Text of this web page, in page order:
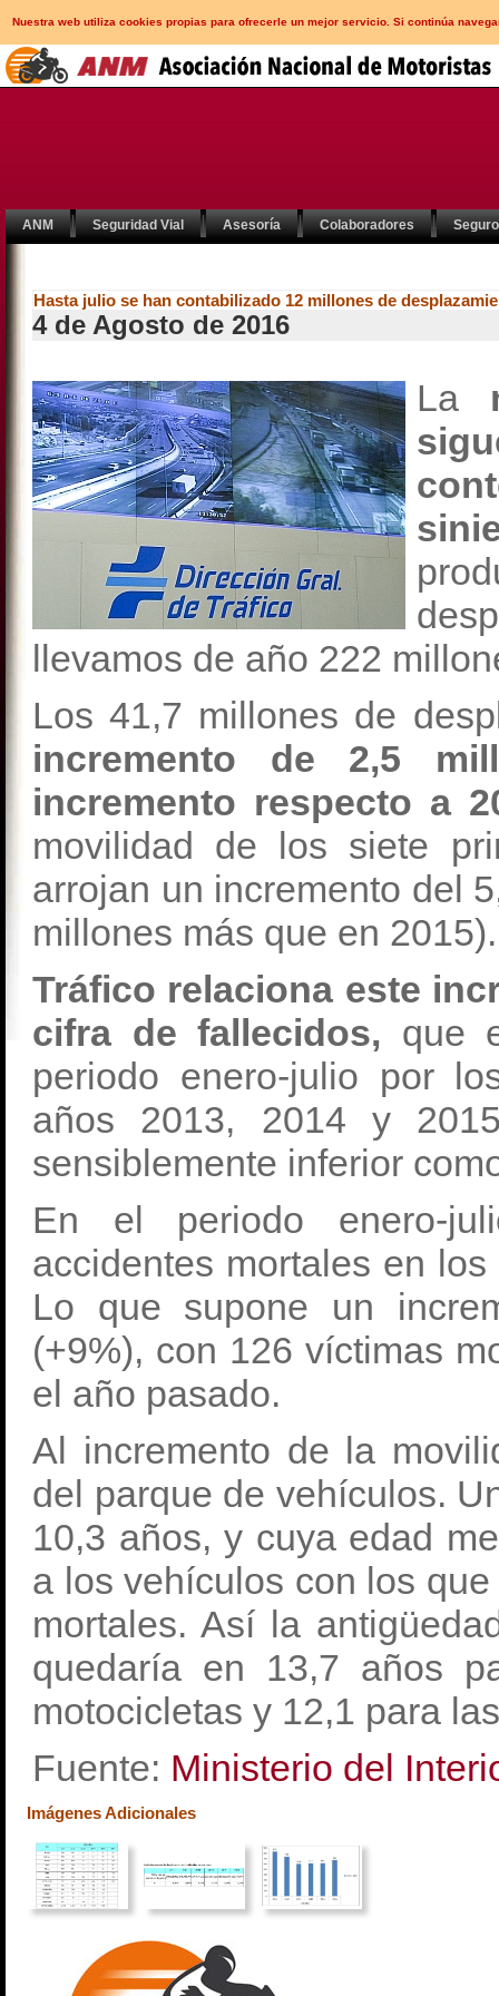
Nuestra web utiliza cookies propias para ofrecerle un mejor servicio. Si continúa
ANM Seguridad Vial Asesoría Colaboradores
Hasta julio se han contabilizado 12 millones de
4 de Agosto de 2016
La
llevamos de año 222
Los 41,7 millones de
incremento de 2,5
incremento respecto a
movilidad de los siete
arrojan un incremento del
millones más que en 2015).
Tráfico relaciona este
cifra de fallecidos, que
periodo enero-julio por
años 2013, 2014 y
sensiblemente inferior
En el periodo enero-
accidentes mortales en
Lo que supone un
(+9%), con 126 víctimas
el año pasado.
Al incremento de la
del parque de vehículos.
10,3 años, y cuya edad
a los vehículos con los
mortales. Así la
quedaría en 13,7 años
motocicletas y 12,1 para
Fuente: Ministerio del
Imágenes Adicionales